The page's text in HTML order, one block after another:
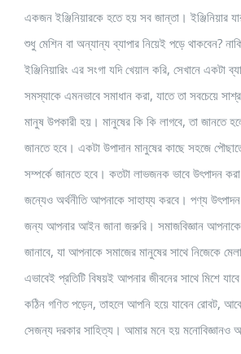
একজন ইঞ্জিনিয়ারকে হতে হয় সব জান্তা। ইঞ্জিনিয়ার
শুধু মেশিন বা অন্যান্য ব্যাপার নিয়েই পড়ে থাকবেন?
ইঞ্জিনিয়ারিং এর সংগা যদি খেয়াল করি, সেখানে একটা
সমস্যাকে এমনভাবে সমাধান করা, যাতে তা সবচেয়ে
মানুষ উপকারী হয়। মানুষের কি কি লাগবে, তা জানতে
জানতে হবে। একটা উপাদান মানুষের কাছে সহজে
সম্পর্কে জানতে হবে। কতটা লাভজনক ভাবে উৎপাদন
জন্যেও অর্থনীতি আপনাকে সাহায্য করবে। পণ্য উৎপাদন
জন্য আপনার আইন জানা জরুরি। সমাজবিজ্ঞান আপনাকে
জানাবে, যা আপনাকে সমাজের মানুষের সাথে নিজেকে
এভাবেই প্রতিটি বিষয়ই আপনার জীবনের সাথে মিশে
কঠিন গণিত পড়েন, তাহলে আপনি হয়ে যাবেন রোবট,
সেজন্য দরকার সাহিত্য। আমার মনে হয় মনোবিজ্ঞানও